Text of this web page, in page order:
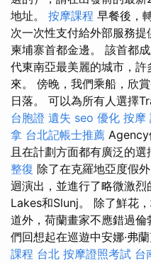
地址。 按摩課程 早餐後，
次一次性支付給外部服務
柬埔寨首都金邊。 該首都
代東南亞最美麗的城市，
來。 傍晚，我們乘船，欣
日落。 可以為所有人選擇
台胞證 遺失 seo 優化 按摩
拿 台北記帳士推薦 Agency
且在計劃方面都有廣泛的選
整復 除了在克羅地亞度假
迴演出，並進行了略微激
Lakes和Slunj。 除了鮮花
道外，荷蘭畫家不應錯過
們回想起在巡遊中安娜·弗
課程 台北 按摩證照考試 台